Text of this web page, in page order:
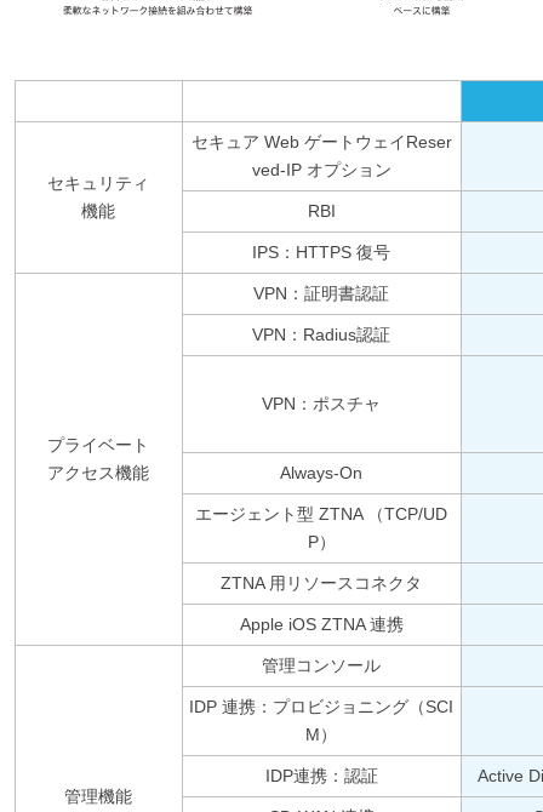
セキュリティ
機能
セキュア Web ゲートウェイReser
ved-IP オプション
RBI
IPS：HTTPS 復号
プライベート
アクセス機能
VPN：証明書認証
VPN：Radius認証
VPN：ポスチャ
Always-On
エージェント型 ZTNA （TCP/UD
P）
ZTNA 用リソースコネクタ
Apple iOS ZTNA 連携
管理機能
管理コンソール
IDP 連携：プロビジョニング（SCI
M）
IDP連携：認証 Active